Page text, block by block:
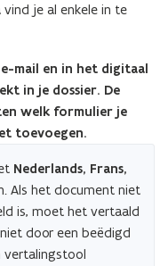
je al enkele in te
mail en in het digitaal
in je dossier. De
welk formulier je
toevoegen.
Nederlands, Frans,
Als het document niet
is, moet het vertaald
door een beëdigd
vertalingstool